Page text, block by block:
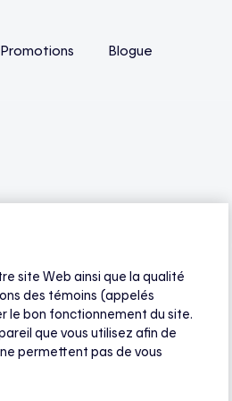
Promotions Blogue
site Web ainsi que la qualité
des témoins (appelés
le bon fonctionnement du site.
que vous utilisez afin de
permettent pas de vous